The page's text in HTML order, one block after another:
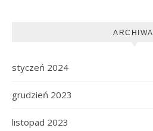
ARCHIWA
styczeń 2024
grudzień 2023
listopad 2023